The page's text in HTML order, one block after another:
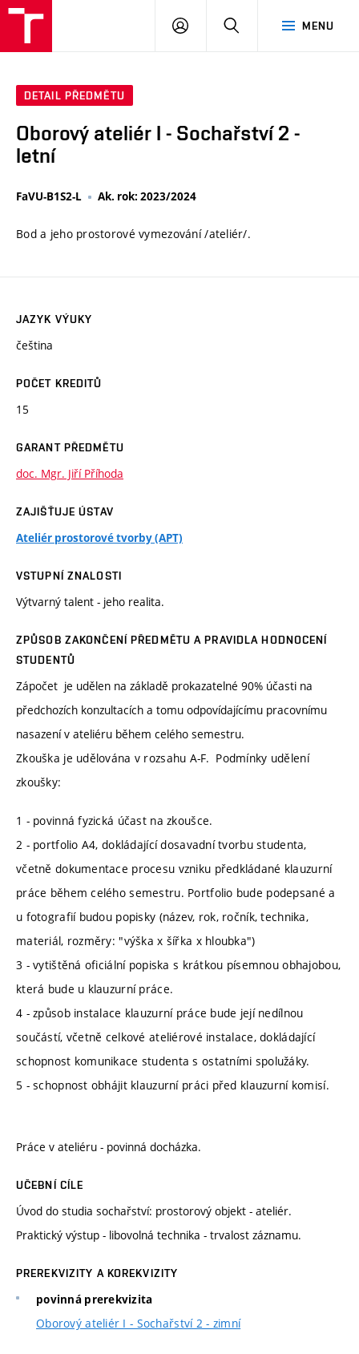
MENU
PŘIHLÁSIT
DETAIL PŘEDMĚTU
Oborový ateliér I - Sochařství 2 -
letní
FaVU-B1S2-L Ak. rok: 2023/2024
Bod a jeho prostorové vymezování /ateliér/.
JAZYK VÝUKY
čeština
POČET KREDITŮ
15
GARANT PŘEDMĚTU
doc. Mgr. Jiří Příhoda
ZAJIŠŤUJE ÚSTAV
Ateliér prostorové tvorby (APT)
VSTUPNÍ ZNALOSTI
Výtvarný talent - jeho realita.
ZPŮSOB ZAKONČENÍ PŘEDMĚTU A PRAVIDLA HODNOCENÍ
STUDENTŮ
Zápočet je udělen na základě prokazatelné 90% účasti na
předchozích konzultacích a tomu odpovídajícímu pracovnímu
nasazení v ateliéru během celého semestru.
Zkouška je udělována v rozsahu A-F. Podmínky udělení
zkoušky:
1 - povinná fyzická účast na zkoušce.
2 - portfolio A4, dokládající dosavadní tvorbu studenta,
včetně dokumentace procesu vzniku předkládané klauzurní
práce během celého semestru. Portfolio bude podepsané a
u fotografií budou popisky (název, rok, ročník, technika,
materiál, rozměry: "výška x šířka x hloubka")
3 - vytištěná oficiální popiska s krátkou písemnou obhajobou,
která bude u klauzurní práce.
4 - způsob instalace klauzurní práce bude její nedílnou
součástí, včetně celkové ateliérové instalace, dokládající
schopnost komunikace studenta s ostatními spolužáky.
5 - schopnost obhájit klauzurní práci před klauzurní komisí.
Práce v ateliéru - povinná docházka.
UČEBNÍ CÍLE
Úvod do studia sochařství: prostorový objekt - ateliér.
Praktický výstup - libovolná technika - trvalost záznamu.
PREREKVIZITY A KOREKVIZITY
povinná prerekvizita
Oborový ateliér I - Sochařství 2 - zimní